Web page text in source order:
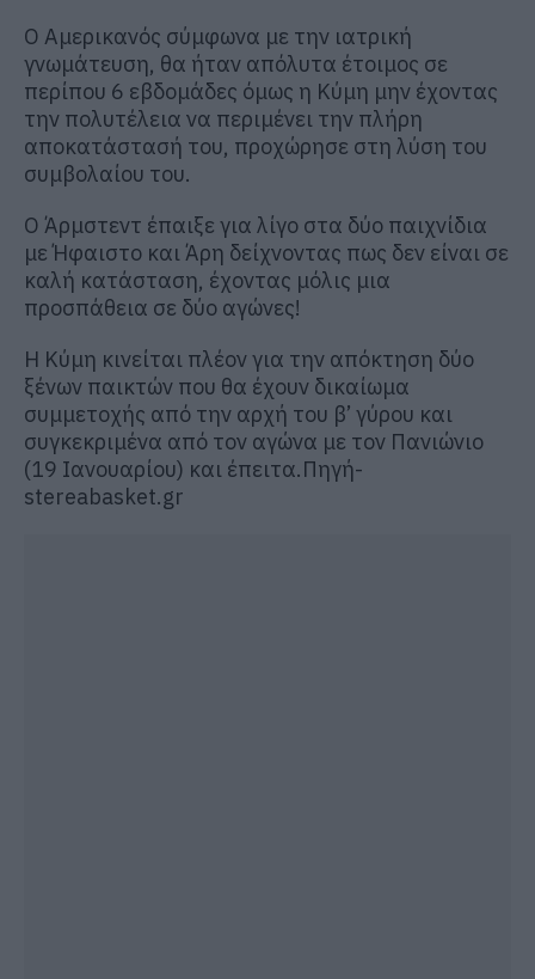
Ο Αμερικανός σύμφωνα με την ιατρική
γνωμάτευση, θα ήταν απόλυτα έτοιμος σε
περίπου 6 εβδομάδες όμως η Κύμη μην έχοντας
την πολυτέλεια να περιμένει την πλήρη
αποκατάστασή του, προχώρησε στη λύση του
συμβολαίου του.
Ο Άρμστεντ έπαιξε για λίγο στα δύο παιχνίδια
με Ήφαιστο και Άρη δείχνοντας πως δεν είναι σε
καλή κατάσταση, έχοντας μόλις μια
προσπάθεια σε δύο αγώνες!
Η Κύμη κινείται πλέον για την απόκτηση δύο
ξένων παικτών που θα έχουν δικαίωμα
συμμετοχής από την αρχή του β’ γύρου και
συγκεκριμένα από τον αγώνα με τον Πανιώνιο
(19 Ιανουαρίου) και έπειτα.Πηγή-
stereabasket.gr